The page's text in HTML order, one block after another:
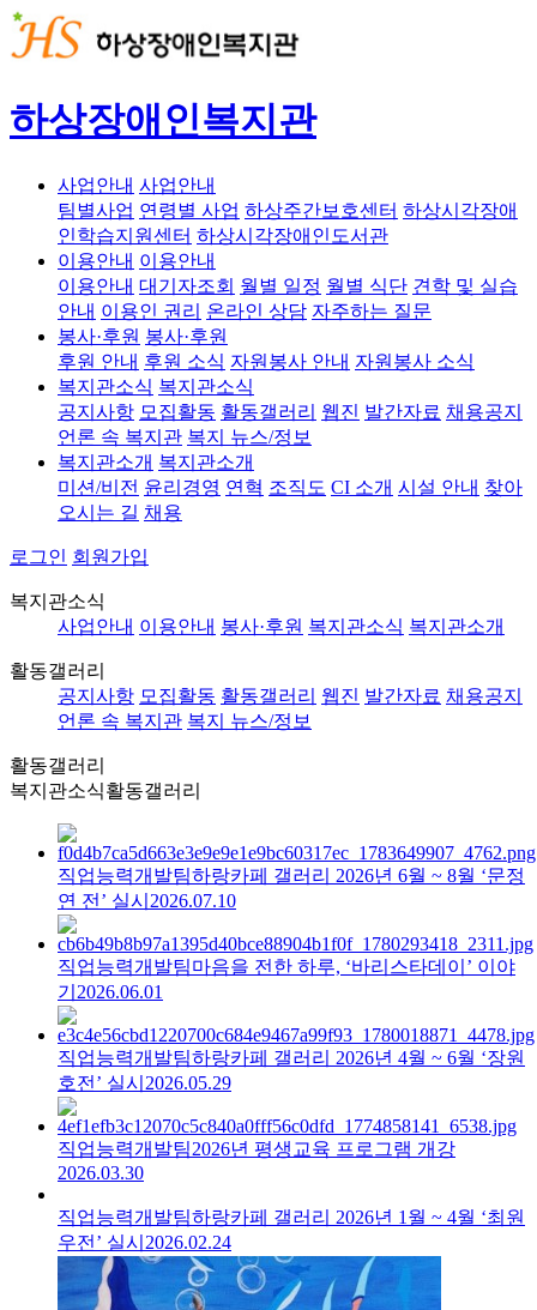
하상장애인복지관
사업안내 사업안내
팀별사업 연령별 사업 하상주간보호센터 하상시각장애
인학습지원센터 하상시각장애인도서관
이용안내 이용안내
이용안내 대기자조회 월별 일정 월별 식단 견학 및 실습
안내 이용인 권리 온라인 상담 자주하는 질문
봉사·후원 봉사·후원
후원 안내 후원 소식 자원봉사 안내 자원봉사 소식
복지관소식 복지관소식
공지사항 모집활동 활동갤러리 웹진 발간자료 채용공지
언론 속 복지관 복지 뉴스/정보
복지관소개 복지관소개
미션/비전 윤리경영 연혁 조직도 CI 소개 시설 안내 찾아
오시는 길 채용
로그인 회원가입
복지관소식
사업안내 이용안내 봉사·후원 복지관소식 복지관소개
활동갤러리
공지사항 모집활동 활동갤러리 웹진 발간자료 채용공지
언론 속 복지관 복지 뉴스/정보
활동갤러리
복지관소식활동갤러리
직업능력개발팀하랑카페 갤러리 2026년 6월 ~ 8월 ‘문정
연 전’ 실시 2026.07.10
직업능력개발팀마음을 전한 하루, ‘바리스타데이’ 이야
기 2026.06.01
직업능력개발팀하랑카페 갤러리 2026년 4월 ~ 6월 ‘장원
호전’ 실시 2026.05.29
직업능력개발팀2026년 평생교육 프로그램 개강
2026.03.30
직업능력개발팀하랑카페 갤러리 2026년 1월 ~ 4월 ‘최원
우전’ 실시 2026.02.24